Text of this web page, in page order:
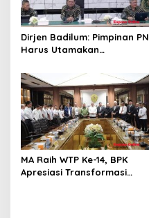
Dirjen Badilum: Pimpinan PN
Harus Utamakan
Pribadi
MA Raih WTP Ke-14, BPK
Apresiasi Transformasi